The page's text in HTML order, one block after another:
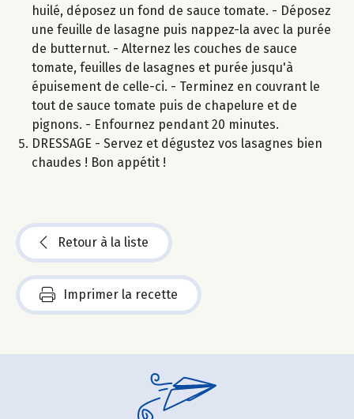
huilé, déposez un fond de sauce tomate. - Déposez
une feuille de lasagne puis nappez-la avec la purée
de butternut. - Alternez les couches de sauce
tomate, feuilles de lasagnes et purée jusqu'à
épuisement de celle-ci. - Terminez en couvrant le
tout de sauce tomate puis de chapelure et de
pignons. - Enfournez pendant 20 minutes.
DRESSAGE - Servez et dégustez vos lasagnes bien
chaudes ! Bon appétit !
Retour à la liste
Imprimer la recette